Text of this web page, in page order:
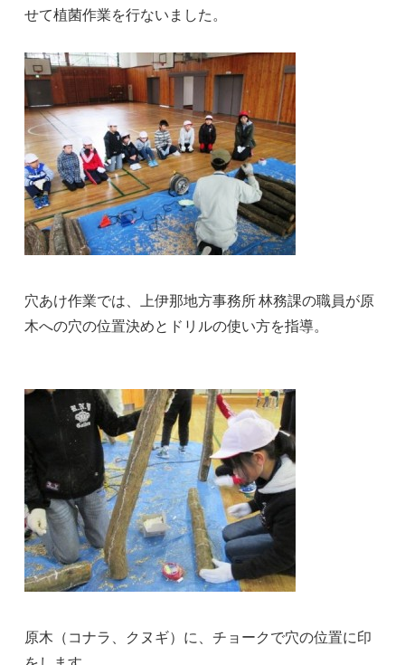
せて植菌作業を行ないました。
穴あけ作業では、上伊那地方事務所 林務課の職員が原
木への穴の位置決めとドリルの使い方を指導。
原木（コナラ、クヌギ）に、チョークで穴の位置に印
をします。